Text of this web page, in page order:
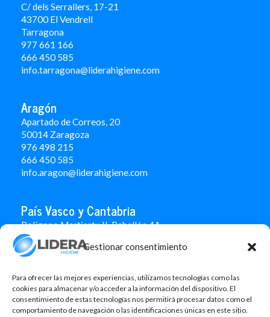
Gestionar consentimiento
Para ofrecer las mejores experiencias, utilizamos tecnologías como las
cookies para almacenar y/o acceder a la información del dispositivo. El
consentimiento de estas tecnologías nos permitirá procesar datos como el
comportamiento de navegación o las identificaciones únicas en este sitio.
C/ dels Serrallers, 17-21
43700 El Vendrell
Tarragona
977 661 166
666 450 585
info.tarragona@liderahigiene.com
Aragón
Apartado de Correos, 20
50014 Zaragoza
976 498 215
666 450 585
info.aragon@liderahigiene.com
País Vasco y Cantabria
Polígono Martiartu II. Pabellón 4A
48480 Arrigorriaga
Bizkaia
666 451 184
info.paisvasco@liderahigiene.com
Linked In